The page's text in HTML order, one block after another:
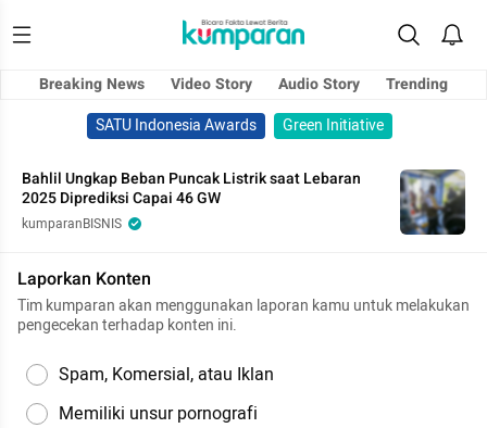
Breaking News Video Story Audio Story
Trending
SATU Indonesia Awards
Green Initiative
Bahlil Ungkap Beban Puncak Listrik saat Lebaran
2025 Diprediksi Capai 46 GW
kumparanBISNIS
Laporkan Konten
Tim kumparan akan menggunakan laporan kamu untuk melakukan
pengecekan terhadap konten ini.
Spam, Komersial, atau Iklan
Memiliki unsur pornografi